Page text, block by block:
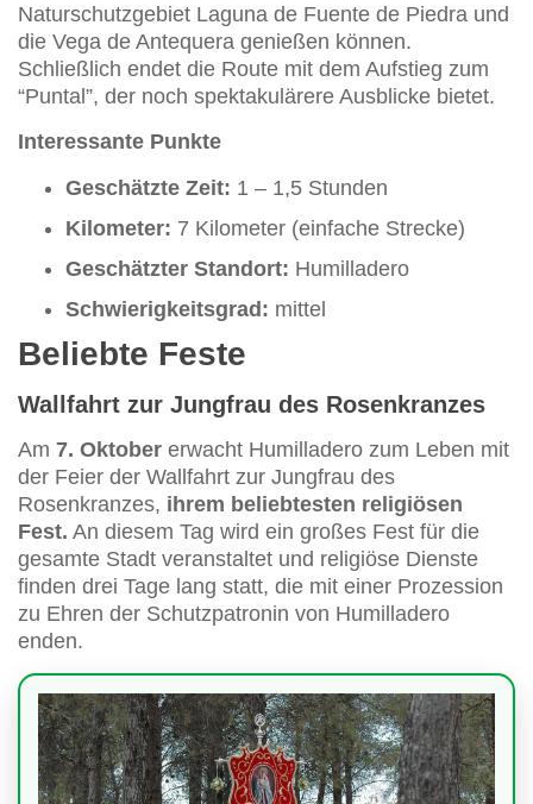
Naturschutzgebiet Laguna de Fuente de Piedra und
die Vega de Antequera genießen können.
Schließlich endet die Route mit dem Aufstieg zum
“Puntal”, der noch spektakulärere Ausblicke bietet.
Interessante Punkte
Geschätzte Zeit: 1 – 1,5 Stunden
Kilometer: 7 Kilometer (einfache Strecke)
Geschätzter Standort: Humilladero
Schwierigkeitsgrad: mittel
Beliebte Feste
Wallfahrt zur Jungfrau des Rosenkranzes
Am 7. Oktober erwacht Humilladero zum Leben mit
der Feier der Wallfahrt zur Jungfrau des
Rosenkranzes, ihrem beliebtesten religiösen
Fest. An diesem Tag wird ein großes Fest für die
gesamte Stadt veranstaltet und religiöse Dienste
finden drei Tage lang statt, die mit einer Prozession
zu Ehren der Schutzpatronin von Humilladero
enden.